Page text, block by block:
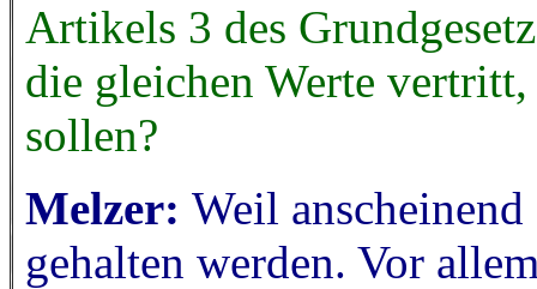
Artikels 3 des
die gleichen Werte
sollen?
Melzer: Weil
gehalten werden. Vor